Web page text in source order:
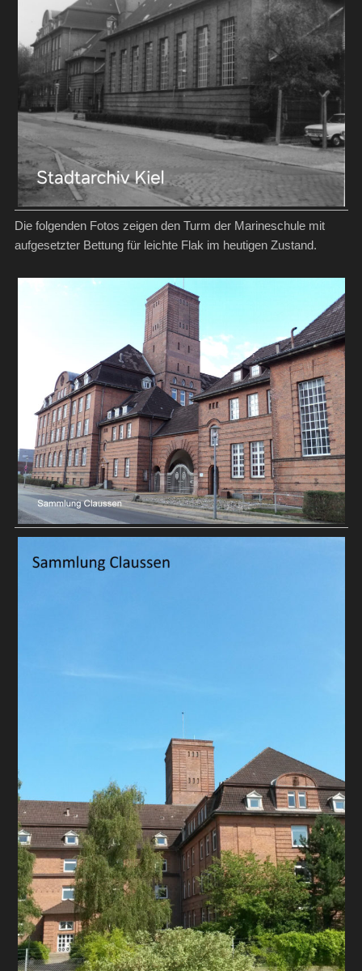
Die folgenden Fotos zeigen den Turm der Marineschule mit
aufgesetzter Bettung für leichte Flak im heutigen Zustand.